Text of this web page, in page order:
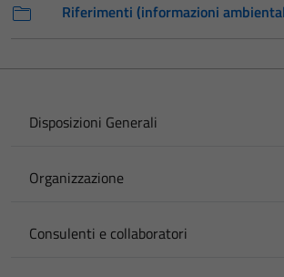
Riferimenti (informazioni
Disposizioni Generali
Organizzazione
Consulenti e collaboratori